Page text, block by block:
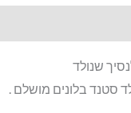
שנולד
סטנד בלונים מושלם .